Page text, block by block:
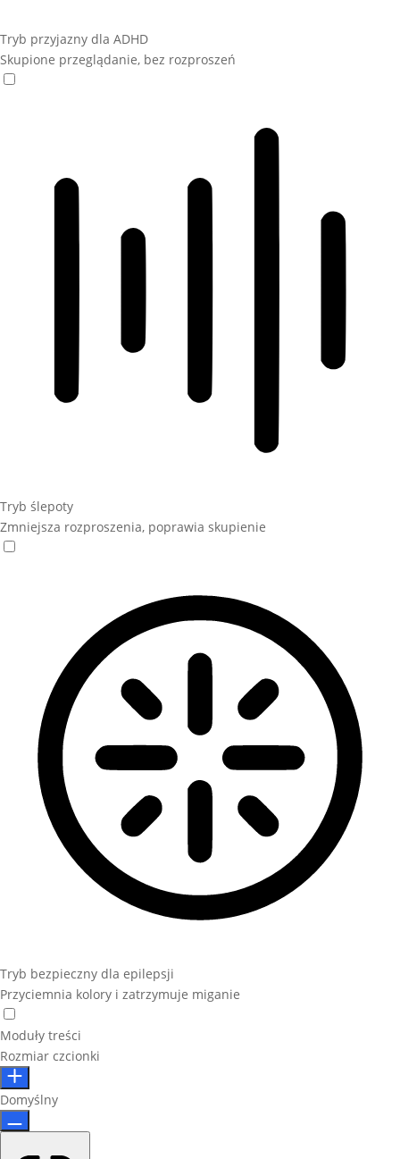
Tryb przyjazny dla ADHD
Skupione przeglądanie, bez rozproszeń
Tryb ślepoty
Zmniejsza rozproszenia, poprawia skupienie
Tryb bezpieczny dla epilepsji
Przyciemnia kolory i zatrzymuje miganie
Moduły treści
Rozmiar czcionki
Domyślny